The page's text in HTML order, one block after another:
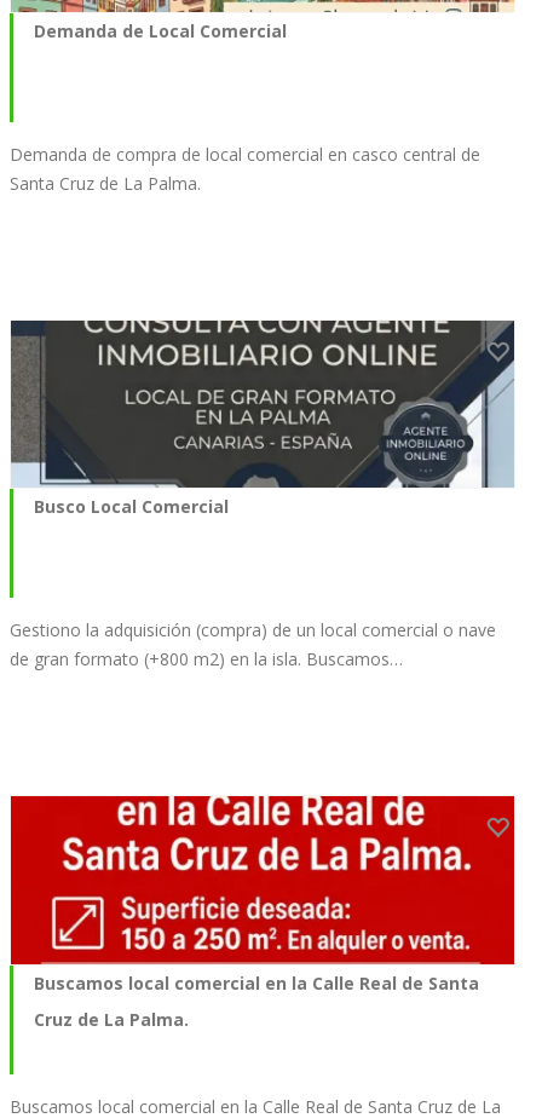
Demanda de Local Comercial
Demanda de compra de local comercial en casco central de
Santa Cruz de La Palma.
Busco Local Comercial
Gestiono la adquisición (compra) de un local comercial o nave
de gran formato (+800 m2) en la isla. Buscamos…
Buscamos local comercial en la Calle Real de Santa
Cruz de La Palma.
Buscamos local comercial en la Calle Real de Santa Cruz de La